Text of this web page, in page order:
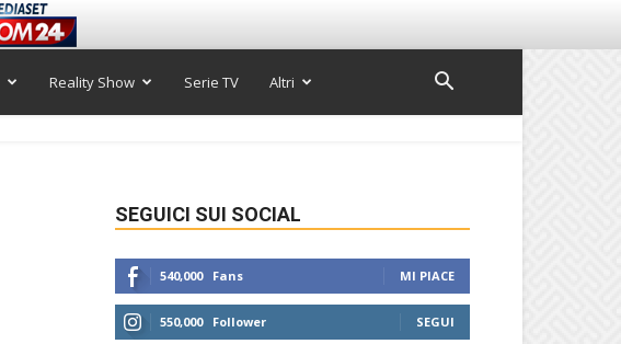
Reality Show Serie TV Altri
SEGUICI SUI SOCIAL
540,000 Fans MI PIACE
550,000 Follower SEGUI